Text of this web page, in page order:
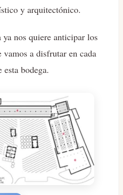
y arquitectónico.
nos quiere anticipar los
vamos a disfrutar en cada
bodega.